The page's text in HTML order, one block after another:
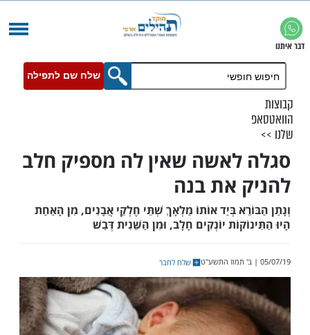
שלח שם לתפילה
שאין לה מספיק חלב
את בנה
בְּיַד אוֹתוֹ מַלְאָךְ שְׁתֵּי חֶלְקֵי אֲבָנִים, מִן הָאַחַת
יוֹנְקִים חָלָב, וּמִן הַשֵּׁנִית דְּבַשׁ
שלח לחבר